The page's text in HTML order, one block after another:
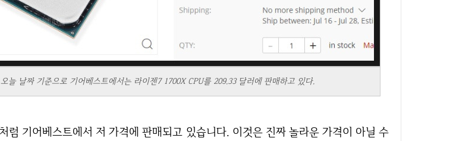
오늘 날짜 기준으로 기어베스트에서는 라이젠7 1700X CPU를 209.33 달러에 판매하고 있다.